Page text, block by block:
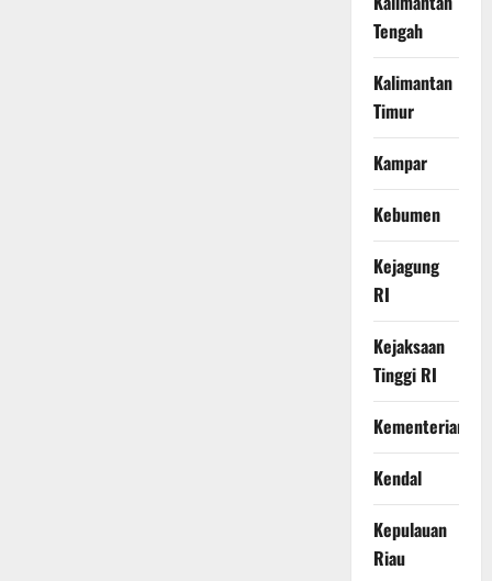
Tengah
Kalimantan
Timur
Kampar
Kebumen
Kejagung
RI
Kejaksaan
Tinggi RI
Kementerian
Kendal
Kepulauan
Riau